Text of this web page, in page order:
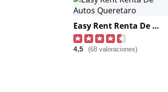
Easy Rent Renta De Autos Queretaro
4,5 (68 valoraciones)